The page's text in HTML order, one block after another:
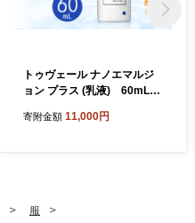
トゥヴェール ナノエマルジ
ョン プラス (乳液) 60mL_
ョン プラス トゥヴェール 乳
寄附金額 11,000円
服